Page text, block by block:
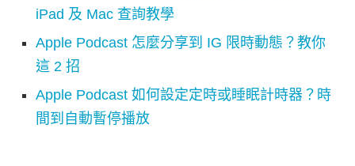
iPad 及 Mac 查詢教學
Apple Podcast 怎麼分享到 IG 限時動態？教你
這 2 招
Apple Podcast 如何設定定時或睡眠計時器？時
間到自動暫停播放